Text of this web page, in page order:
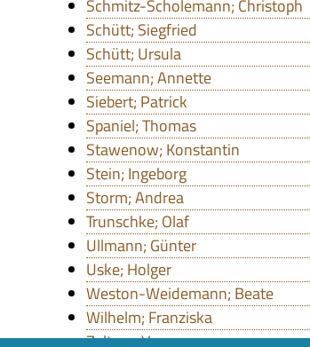
Schmitz-Scholemann; Christoph
Schütt; Siegfried
Schütt; Ursula
Seemann; Annette
Siebert; Patrick
Spaniel; Thomas
Stawenow; Konstantin
Stein; Ingeborg
Storm; Andrea
Trunschke; Olaf
Ullmann; Günter
Uske; Holger
Weston-Weidemann; Beate
Wilhelm; Franziska
Zeltner; Verena